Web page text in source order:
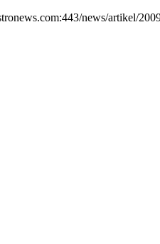
news/artikel/